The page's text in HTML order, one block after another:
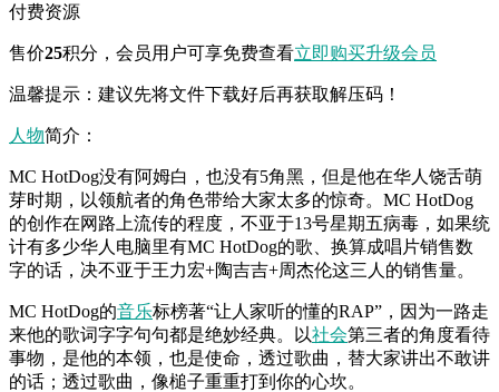
付费资源
售价25积分 ，会员用户可享免费查看立即购买升级会员
温馨提示：建议先将文件下载好后再获取解压码！
人物简介：
MC HotDog没有阿姆白，也没有5角黑，但是他在华人饶舌萌
芽时期，以领航者的角色带给大家太多的惊奇。MC HotDog
的创作在网路上流传的程度，不亚于13号星期五病毒，如果统
计有多少华人电脑里有MC HotDog的歌、换算成唱片销售数
字的话，决不亚于王力宏+陶吉吉+周杰伦这三人的销售量。
MC HotDog的音乐标榜著“让人家听的懂的RAP”，因为一路走
来他的歌词字字句句都是绝妙经典。以社会第三者的角度看待
事物，是他的本领，也是使命，透过歌曲，替大家讲出不敢讲
的话；透过歌曲，像槌子重重打到你的心坎。